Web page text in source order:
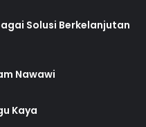
Solusi Berkelanjutan
Nawawi
Kaya